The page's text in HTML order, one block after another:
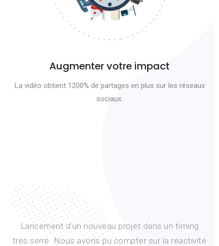
Augmenter votre impact
La vidéo obtient 1200% de partages en plus sur les réseaux
sociaux.
Lancement d’un nouveau projet dans un timing
très serré. Nous avons pu compter sur la réactivité